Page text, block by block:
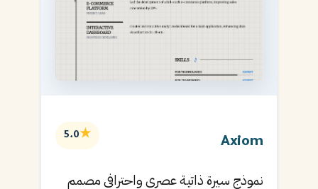
Axiom
★
5.0
نموذج سيرة ذاتية عصري واحترافي مصمم